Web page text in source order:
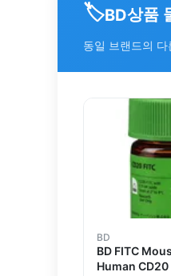
🏷️BD상품
동일 브랜드의
BD
BD FITC
Human CD20